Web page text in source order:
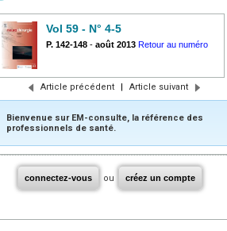
Vol 59 - N° 4-5
P. 142-148 - août 2013 Retour au numéro
Article précédent | Article suivant
Bienvenue sur EM-consulte, la référence des
professionnels de santé.
connectez-vous ou créez un compte